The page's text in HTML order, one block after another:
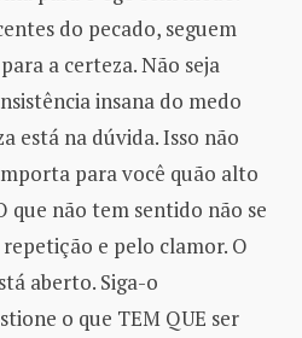
do pecado, seguem
a certeza. Não seja
insana do medo
está na dúvida. Isso não
para você quão alto
que não tem sentido não se
e pelo clamor. O
aberto. Siga-o
o que TEM QUE ser